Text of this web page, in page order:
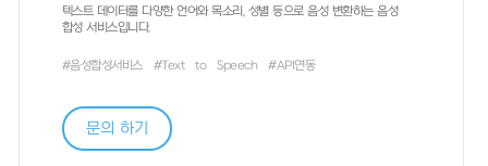
텍스트 데이터를 다양한 언어와 목소리, 성별 등으로 음성 변환하는 음성
합성 서비스입니다.
#음성합성서비스 #Text to Speech #API연동
문의 하기